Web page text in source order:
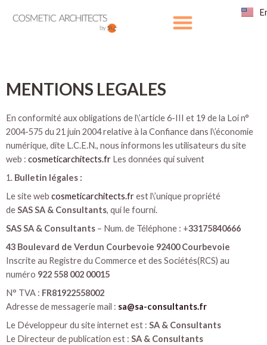
MENTIONS LEGALES
En conformité aux obligations de l\’article 6-III et 19 de la Loi n°
2004-575 du 21 juin 2004 relative à la Confiance dans l\’économie
numérique, dite L.C.E.N., nous informons les utilisateurs du site
web : cosmeticarchitects.fr Les données qui suivent
1. Bulletin légales :
Le site web cosmeticarchitects.frest l\’unique propriété
deSASSA & Consultants, qui le fourni.
SASSA & Consultants – Num. de Téléphone : +33175840666
43 Boulevard de Verdun Courbevoie 92400 Courbevoie
Inscrite au Registre du Commerce et des Sociétés(RCS) au
numéro 922 558 002 00015
N° TVA : FR81922558002
Adresse de messagerie mail : sa@sa-consultants.fr
Le Développeur du site internet est : SA & Consultants
Le Directeur de publication est : SA & Consultants